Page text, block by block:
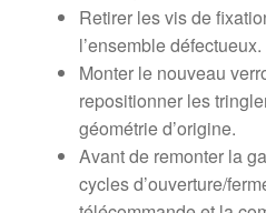
Retirer les vis de
l’ensemble défectueux.
Monter le nouveau
repositionner les
géométrie d’origine.
Avant de remonter la
cycles d’ouverture/